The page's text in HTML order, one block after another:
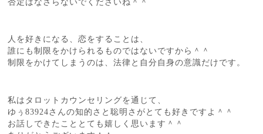
否定はなさらないでくださいね＾＾
人を好きになる、恋をすることは、
誰にも制限をかけられるものではないですから＾＾
制限をかけてしまうのは、法律と自分自身の意識だけです。
私はタロットカウンセリングを通じて、
ゆぅ83924さんの知的さと聡明さがとても好きですよ＾＾
お話しできたこととても嬉しく思います＾＾